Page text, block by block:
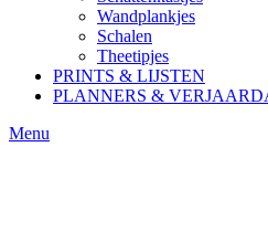
Wandplankjes
Schalen
Theetipjes
PRINTS & LIJSTEN
PLANNERS &
Menu